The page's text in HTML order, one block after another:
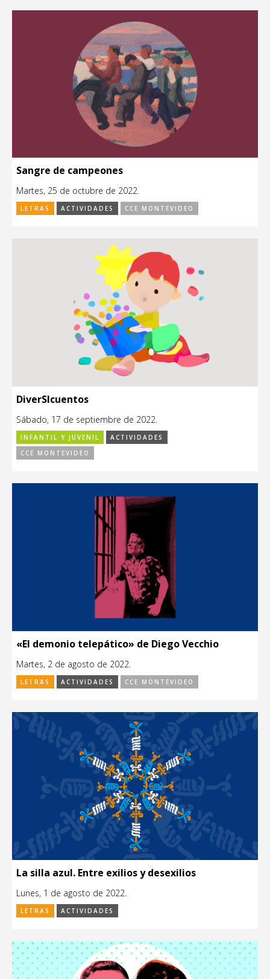
Sangre de campeones
Martes, 25 de octubre de 2022.
LETRAS ACTIVIDADES CCE MONTEVIDEO
DiverSIcuentos
Sábado, 17 de septiembre de 2022.
INFANTIL Y JUVENIL
ACTIVIDADES
CCE MONTEVIDEO
«El demonio telepático» de Diego Vecchio
Martes, 2 de agosto de 2022.
LETRAS ACTIVIDADES CCE MONTEVIDEO
La silla azul. Entre exilios y desexilios
Lunes, 1 de agosto de 2022.
LETRAS ACTIVIDADES